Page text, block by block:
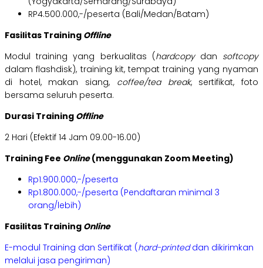
RP4.500.000,-/peserta (Bali/Medan/Batam)
Fasilitas Training Offline
Modul training yang berkualitas (hardcopy dan softcopy
dalam flashdisk), training kit, tempat training yang nyaman
di hotel, makan siang, coffee/tea break, sertifikat, foto
bersama seluruh peserta.
Durasi Training Offline
2 Hari (Efektif 14 Jam 09.00-16.00)
Training Fee Online(menggunakan Zoom Meeting)
Rp1.900.000,-/peserta
Rp1.800.000,-/peserta (Pendaftaran minimal 3
orang/lebih)
Fasilitas Training Online
E-modul Training dan Sertifikat (hard-printeddan dikirimkan
melalui jasa pengiriman)